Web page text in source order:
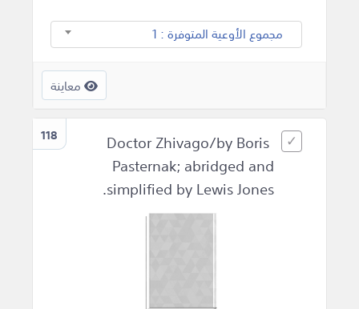
مجموع الأوعية المتوفرة : 1
معاينة
118
Doctor Zhivago/by Boris
Pasternak; abridged and
simplified by Lewis Jones.